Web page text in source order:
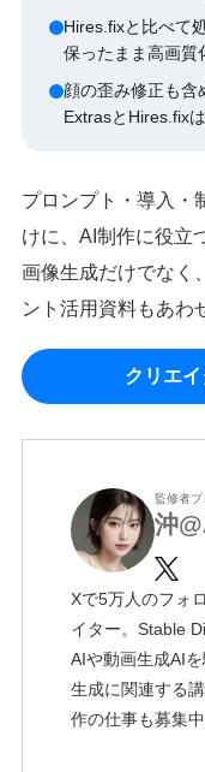
Hires.fixと比べて
保ったまま高画質
顔の歪み修正も含
ExtrasとHires.fix
プロンプト・導入・
けに、AI制作に役立
画像生成だけでなく
ント活用資料もあわ
クリエ
監修者
沖
Xで5万人のフォ
イター。Stable
AIや動画生成AI
生成に関連する
作の仕事も募集中